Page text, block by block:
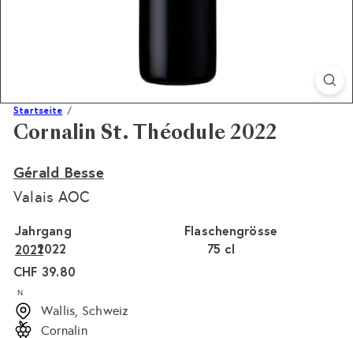
Startseite
Cornalin St. Théodule 2022
Gérald Besse
Valais AOC
Flaschengrösse
75 cl
Jahrgang
2022
2021
Normaler
Preis
CHF 39.80
N
Wallis, Schweiz
Cornalin